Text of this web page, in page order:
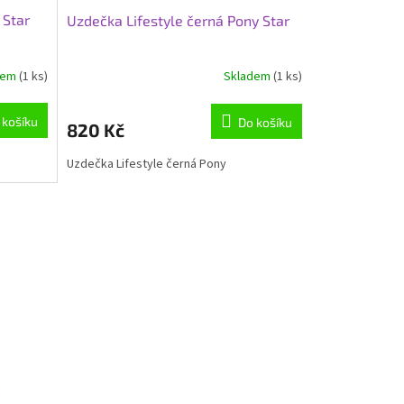
(1 ks)
košíku
Uzdečka Lifestyle černá Pony Star
Skladem (1 ks)
820 Kč Do košíku
Uzdečka Lifestyle černá Pony